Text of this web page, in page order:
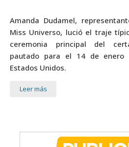
Amanda Dudamel,
Miss Universo, lució el traje
ceremonia principal del
pautado para el 14 de enero
Estados Unidos.
Leer más